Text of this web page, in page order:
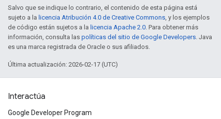
Salvo que se indique lo contrario, el contenido de esta página está
sujeto a la licencia Atribución 4.0 de Creative Commons, y los ejemplos
de código están sujetos a la licencia Apache 2.0. Para obtener más
información, consulta las políticas del sitio de Google Developers. Java
es una marca registrada de Oracle o sus afiliados.
Última actualización: 2026-02-17 (UTC)
Interactúa
Google Developer Program